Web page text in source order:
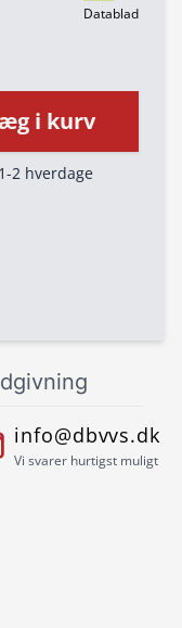
Datablad
i kurv
2 hverdage
info@dbvvs.dk
Vi svarer hurtigst muligt